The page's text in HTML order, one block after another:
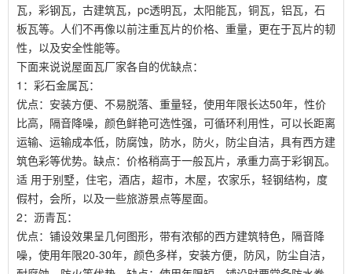
瓦，彩钢瓦，古建筑瓦，pc透明瓦，太阳能瓦，铜瓦，铝瓦，石
板瓦等。人们不再像以前注重瓦片的价格、重量，更在于瓦片的韧
性，以及安全性能等。
下面来说说屋面瓦厂家各自的优缺点：
1：彩石金属瓦：
优点：安装方便、不易脱落、重量轻，使用年限长达50年，性价
比高，隔音降噪，颜色鲜艳可选性强，可循环利用性，可以长距离
运输、运输成本低，防腐蚀，防水，防火，防尘自洁，具有西方建
筑色彩等优势。缺点：价格稍高于一般瓦片，承重力高于彩钢瓦。
适 用于别墅，住宅，酒店，超市，木屋，农家乐，轻钢结构，度
假村，会所，以及一些旅游景点等屋面。
2：沥青瓦：
优点：铺设效果呈几何图形，带有浓郁的西方建筑特色，隔音降
噪，使用年限20-30年，颜色多样，安装方便，防风，防尘自洁，